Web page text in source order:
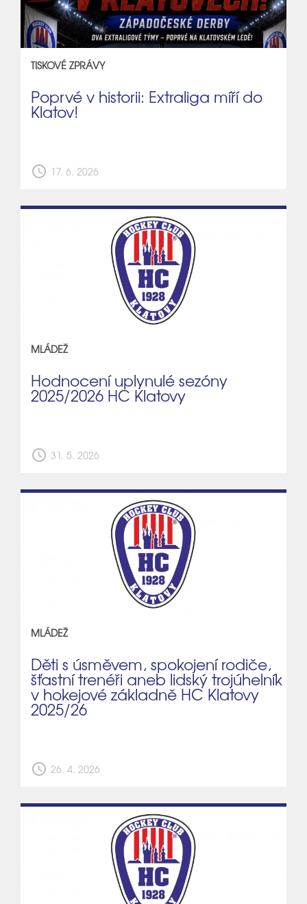
TISKOVÉ ZPRÁVY
Poprvé v historii: Extraliga míří do
Klatov!
schedule 17. 6. 2026
MLÁDEŽ
Hodnocení uplynulé sezóny
2025/2026 HC Klatovy
schedule 31. 5. 2026
MLÁDEŽ
Děti s úsměvem, spokojení rodiče,
šťastní trenéři aneb lidský trojúhelník
v hokejové základně HC Klatovy
2025/26
schedule 26. 4. 2026